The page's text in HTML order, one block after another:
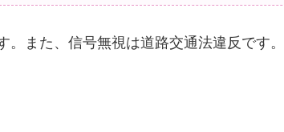
また、信号無視は道路交通法違反です。